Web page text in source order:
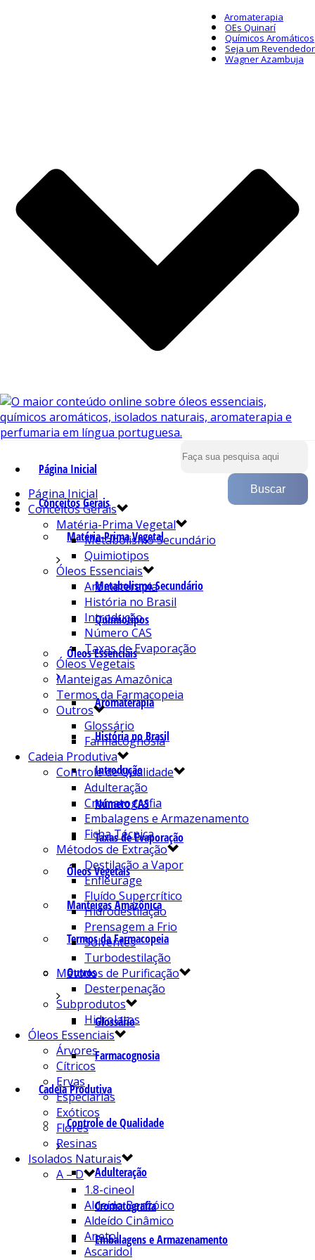
Aromaterapia
OEs Quinarí
Químicos Aromáticos
Seja um Revendedor
Wagner Azambuja
Página Inicial
Conceitos Gerais
Matéria-Prima Vegetal
Metabolismo Secundário
Quimiotipos
Óleos Essenciais
Aromaterapia
História no Brasil
Introdução
Número CAS
Taxas de Evaporação
Óleos Vegetais
Manteigas Amazônica
Termos da Farmacopeia
Outros
Glossário
Farmacognosia
Cadeia Produtiva
Controle de Qualidade
Adulteração
Cromatografia
Embalagens e Armazenamento
Página Inicial
Conceitos Gerais
Matéria-Prima Vegetal
Metabolismo Secundário
Quimiotipos
Óleos Essenciais
Aromaterapia
História no Brasil
Introdução
Número CAS
Taxas de Evaporação
Óleos Vegetais
Manteigas Amazônica
Termos da Farmacopeia
Outros
Glossário
Farmacognosia
Cadeia Produtiva
Controle de Qualidade
Adulteração
Cromatografia
Embalagens e Armazenamento
Ficha Técnica
Métodos de Extração
Destilação a Vapor
Enfleurage
Fluído Supercrítico
Hidrodestilação
Prensagem a Frio
Solventes
Turbodestilação
Métodos de Purificação
Desterpenação
Subprodutos
Hidrolatos
Óleos Essenciais
Árvores
Cítricos
Ervas
Especiarias
Exóticos
Flores
Resinas
Isolados Naturais
A – D
1.8-cineol
Aldeído Benzóico
Aldeído Cinâmico
Anetol
Ascaridol